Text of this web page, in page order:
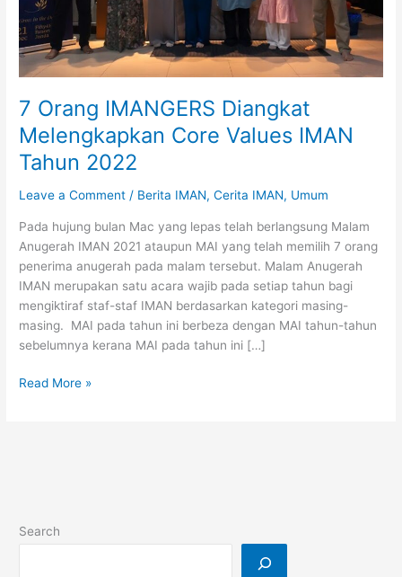
7 Orang IMANGERS Diangkat
Melengkapkan Core Values IMAN
Tahun 2022
Leave a Comment / Berita IMAN,Cerita IMAN, Umum
Pada hujung bulan Mac yang lepas telah berlangsung Malam
Anugerah IMAN 2021 ataupun MAI yang telah memilih 7 orang
penerima anugerah pada malam tersebut. Malam Anugerah
IMAN merupakan satu acara wajib pada setiap tahun bagi
mengiktiraf staf-staf IMAN berdasarkan kategori masing-
masing. MAI pada tahun ini berbeza dengan MAI tahun-tahun
sebelumnya kerana MAI pada tahun ini […]
7
Tahun
Read More »
Search